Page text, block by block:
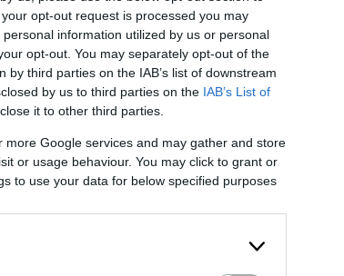
opt-out request is processed you may
information utilized by us or personal
opt-out. You may separately opt-out of the
third parties on the IAB’s list of downstream
by us to third parties on the IAB’s List of
it to other third parties.
Google services and may gather and store
or usage behaviour. You may click to grant or
to use your data for below specified purposes
con disabilità possono non essere a
la certezza di poter utilizzare il servizio pubblico.
disabilità.
In primo luogo, gli operatori dei
per i conducenti.
comprese quelle con disabilità motorie che
a rotelle: